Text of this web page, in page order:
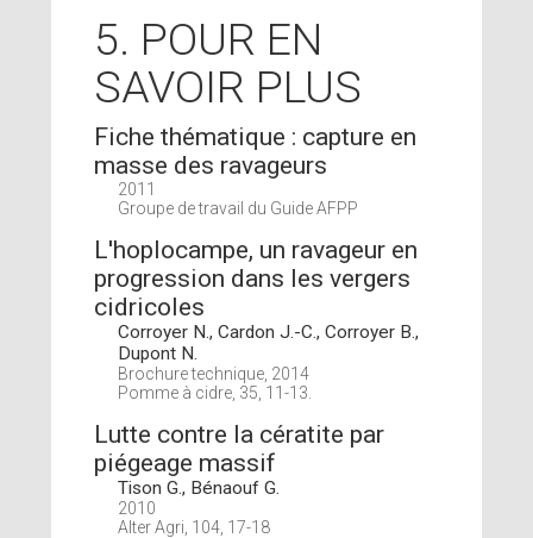
5. POUR EN
SAVOIR PLUS
Fiche thématique : capture en
masse des ravageurs
2011
Groupe de travail du Guide AFPP
L'hoplocampe, un ravageur en
progression dans les vergers
cidricoles
Corroyer N., Cardon J.-C., Corroyer B.,
Dupont N.
Brochure technique, 2014
Pomme à cidre, 35, 11-13.
Lutte contre la cératite par
piégeage massif
Tison G., Bénaouf G.
2010
Alter Agri, 104, 17-18